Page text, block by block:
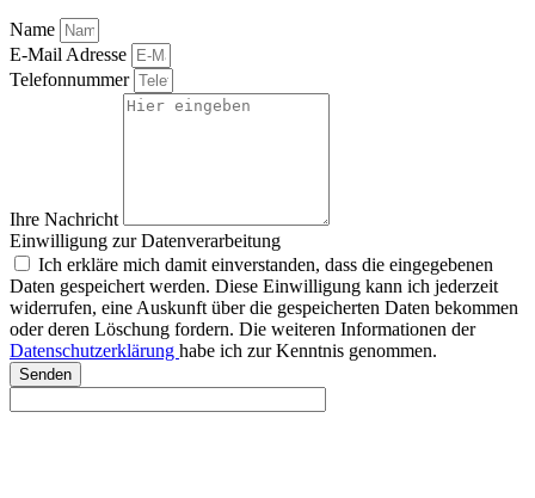
Name
E-Mail Adresse
Telefonnummer
Ihre Nachricht
Einwilligung zur Datenverarbeitung
Ich erkläre mich damit einverstanden, dass die eingegebenen
Daten gespeichert werden. Diese Einwilligung kann ich jederzeit
widerrufen, eine Auskunft über die gespeicherten Daten bekommen
oder deren Löschung fordern. Die weiteren Informationen der
Datenschutzerklärung habe ich zur Kenntnis genommen.
Senden